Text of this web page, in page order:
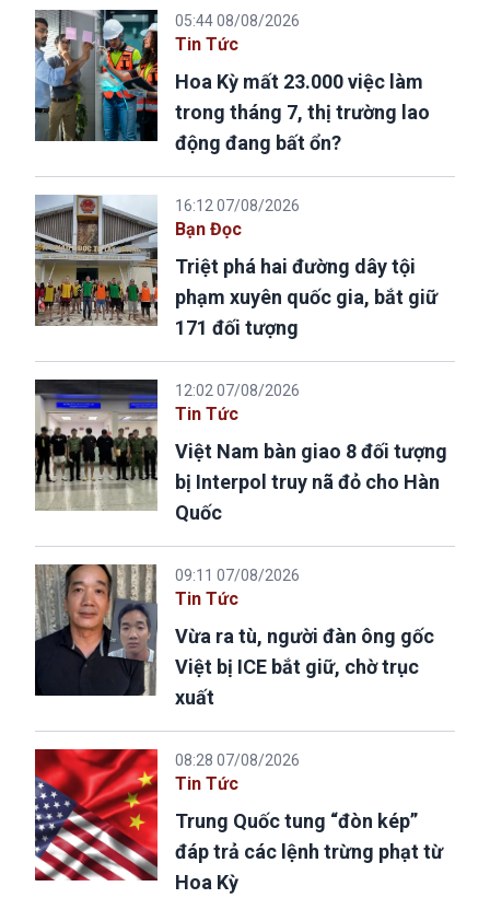
05:44 08/08/2026
Tin Tức
Hoa Kỳ mất 23.000 việc làm
trong tháng 7, thị trường lao
động đang bất ổn?
16:12 07/08/2026
Bạn Đọc
Triệt phá hai đường dây tội
phạm xuyên quốc gia, bắt giữ
171 đối tượng
12:02 07/08/2026
Tin Tức
Việt Nam bàn giao 8 đối tượng
bị Interpol truy nã đỏ cho Hàn
Quốc
09:11 07/08/2026
Tin Tức
Vừa ra tù, người đàn ông gốc
Việt bị ICE bắt giữ, chờ trục
xuất
08:28 07/08/2026
Tin Tức
Trung Quốc tung “đòn kép”
đáp trả các lệnh trừng phạt từ
Hoa Kỳ